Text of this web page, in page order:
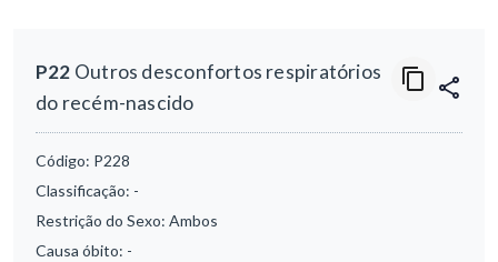
P22 Outros desconfortos respiratórios
do recém-nascido
Código: P228
Classificação: -
Restrição do Sexo: Ambos
Causa óbito: -